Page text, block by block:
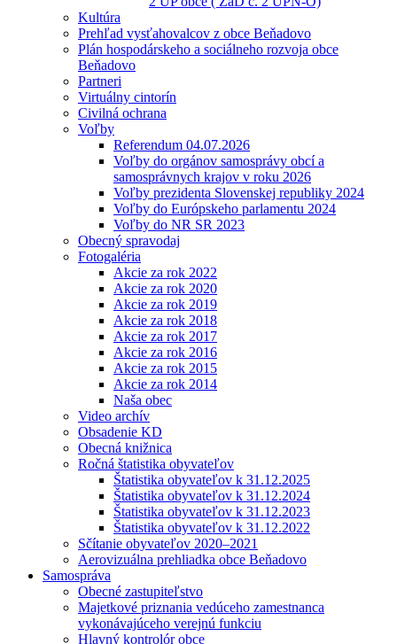
Kultúra
Prehľad vysťahovalcov z obce Beňadovo
Plán hospodárskeho a sociálneho rozvoja obce
Beňadovo
Partneri
Virtuálny cintorín
Civilná ochrana
Voľby
Referendum 04.07.2026
Voľby do orgánov samosprávy obcí a
samosprávnych krajov v roku 2026
Voľby prezidenta Slovenskej republiky 2024
Voľby do Európskeho parlamentu 2024
Voľby do NR SR 2023
Obecný spravodaj
Fotogaléria
Akcie za rok 2022
Akcie za rok 2020
Akcie za rok 2019
Akcie za rok 2018
Akcie za rok 2017
Akcie za rok 2016
Akcie za rok 2015
Akcie za rok 2014
Naša obec
Video archív
Obsadenie KD
Obecná knižnica
Ročná štatistika obyvateľov
Štatistika obyvateľov k 31.12.2025
Štatistika obyvateľov k 31.12.2024
Štatistika obyvateľov k 31.12.2023
Štatistika obyvateľov k 31.12.2022
Sčítanie obyvateľov 2020–2021
Aerovizuálna prehliadka obce Beňadovo
Samospráva
Obecné zastupiteľstvo
Majetkové priznania vedúceho zamestnanca
vykonávajúceho verejnú funkciu
Hlavný kontrolór obce